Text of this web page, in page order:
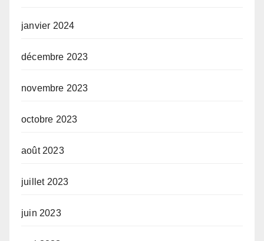
janvier 2024
décembre 2023
novembre 2023
octobre 2023
août 2023
juillet 2023
juin 2023